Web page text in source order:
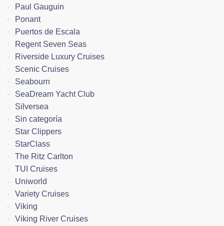
Paul Gauguin
Ponant
Puertos de Escala
Regent Seven Seas
Riverside Luxury Cruises
Scenic Cruises
Seabourn
SeaDream Yacht Club
Silversea
Sin categoría
Star Clippers
StarClass
The Ritz Carlton
TUI Cruises
Uniworld
Variety Cruises
Viking
Viking River Cruises